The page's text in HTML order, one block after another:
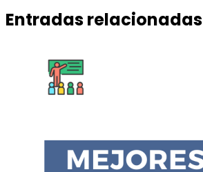
Entradas relacionadas